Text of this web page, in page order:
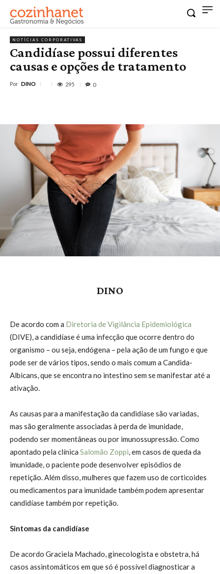
NOTÍCIAS CORPORATIVAS
Candidíase possui diferentes
causas e opções de tratamento
Por DINO 295 0
DINO
De acordo com a Diretoria de Vigilância Epidemiológica
(DIVE), a candidíase é uma infecção que ocorre dentro do
organismo – ou seja, endógena – pela ação de um fungo e que
pode ser de vários tipos, sendo o mais comum a Candida-
Albicans, que se encontra no intestino sem se manifestar até a
ativação.
As causas para a manifestação da candidíase são variadas,
mas são geralmente associadas à perda de imunidade,
podendo ser momentâneas ou por imunossupressão. Como
apontado pela clínica Salomão Zoppi , em casos de queda da
imunidade, o paciente pode desenvolver episódios de
repetição. Além disso, mulheres que fazem uso de corticoides
ou medicamentos para imunidade também podem apresentar
candidíase também por repetição.
Sintomas da candidíase
De acordo Graciela Machado, ginecologista e obstetra, há
casos assintomáticos em que só é possível diagnosticar a